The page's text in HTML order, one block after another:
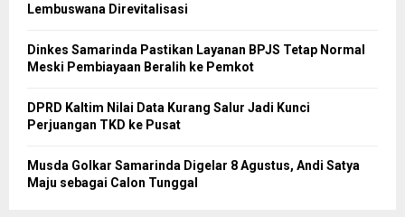
Lembuswana Direvitalisasi
Dinkes Samarinda Pastikan Layanan BPJS Tetap Normal
Meski Pembiayaan Beralih ke Pemkot
DPRD Kaltim Nilai Data Kurang Salur Jadi Kunci
Perjuangan TKD ke Pusat
Musda Golkar Samarinda Digelar 8 Agustus, Andi Satya
Maju sebagai Calon Tunggal